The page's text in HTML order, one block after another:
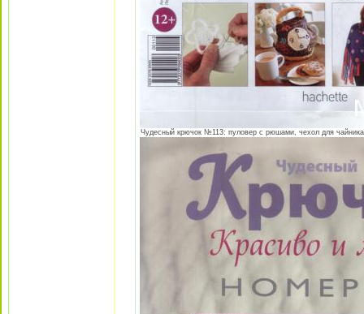
Чудесный крючок №113: пуловер с рюшами, чехол для